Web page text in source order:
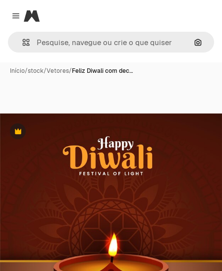
Close menu
Magnific
Início/stock/Vetores/Feliz Diwali com dec…
Premium